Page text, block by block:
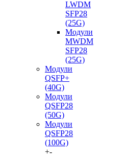
LWDM
SFP28
(25G)
Модули
MWDM
SFP28
(25G)
Модули
QSFP+
(40G)
Модули
QSFP28
(50G)
Модули
QSFP28
(100G)
+-